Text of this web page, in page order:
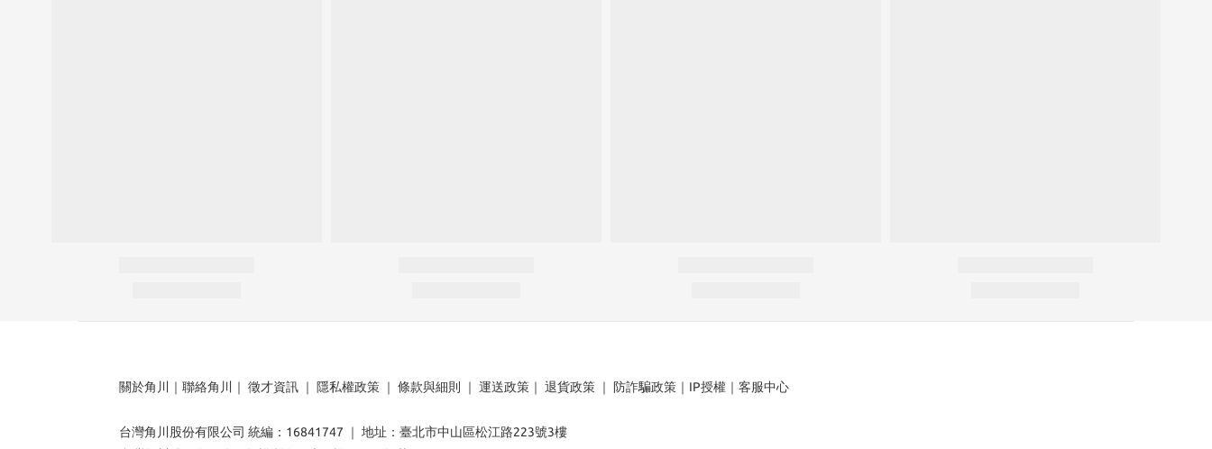
關於角川 ｜ 聯絡角川 ｜ 徵才資訊 ｜ 隱私權政策 ｜ 條款與細則 ｜ 運送政策 ｜ 退貨政策 ｜ 防詐騙政策 ｜ IP授權 ｜ 客服中心
台灣角川股份有限公司 統編：16841747 ｜ 地址：臺北市中山區松江路223號3樓